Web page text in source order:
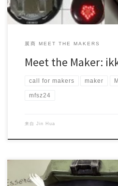
展商 MEET THE MAKERS
Meet the Maker:
call for makers maker
mfsz24
来自 Jin Hua